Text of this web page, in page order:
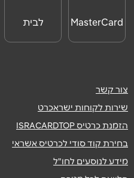
MasterCard
Day
לבית
צור קשר
שירות לקוחות ישראכרט
הזמנת כרטיס ISRACARDTOP
בחירת קוד סודי לכרטיס אשראי
מידע לנוסעים לחו"ל